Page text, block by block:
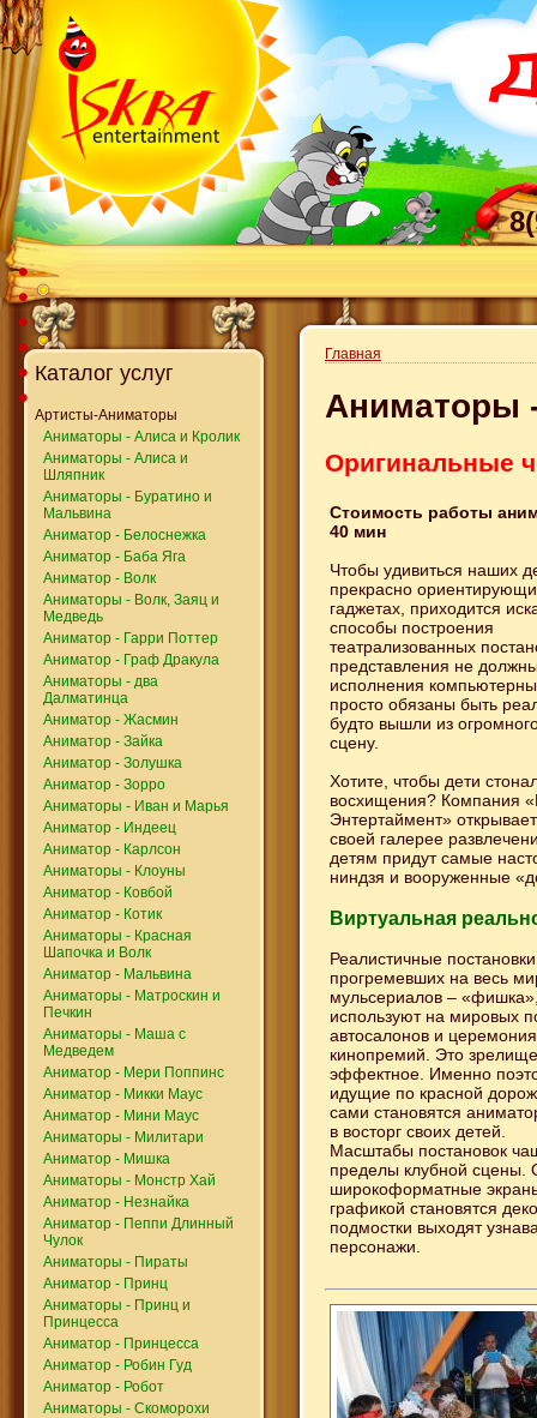
Каталог услуг
Артисты-Аниматоры
Аниматоры - Алиса и Кролик
Аниматоры - Алиса и
Шляпник
Аниматоры - Буратино и
Мальвина
Аниматор - Белоснежка
Аниматор - Баба Яга
Аниматор - Волк
Аниматоры - Волк, Заяц и
Медведь
Аниматор - Гарри Поттер
Аниматор - Граф Дракула
Аниматоры - два
Далматинца
Аниматор - Жасмин
Аниматор - Зайка
Аниматор - Золушка
Аниматор - Зорро
Аниматоры - Иван и Марья
Аниматор - Индеец
Аниматор - Карлсон
Аниматоры - Клоуны
Аниматор - Ковбой
Аниматор - Котик
Аниматоры - Красная
Шапочка и Волк
Аниматор - Мальвина
Аниматоры - Матроскин и
Печкин
Аниматоры - Маша с
Медведем
Аниматор - Мери Поппинс
Аниматор - Микки Маус
Аниматор - Мини Маус
Аниматоры - Милитари
Аниматор - Мишка
Аниматоры - Монстр Хай
Аниматор - Незнайка
Аниматор - Пеппи Длинный
Чулок
Аниматоры - Пираты
Аниматор - Принц
Аниматоры - Принц и
Принцесса
Аниматор - Принцесса
Аниматор - Робин Гуд
Аниматор - Робот
Аниматоры - Скоморохи
Главная
Аниматоры
Оригинальные
Стоимость работы
40 мин
Чтобы удивиться наших
прекрасно
гаджетах, приходится
способы построения
театрализованных
представления не
исполнения
просто обязаны быть
будто вышли из
сцену.
Хотите, чтобы дети
восхищения? Компания
Энтертаймент»
своей галерее
детям придут самые
ниндзя и вооруженные
Виртуальная
Реалистичные
прогремевших на весь
мульсериалов –
используют на мировых
автосалонов и
кинопремий. Это
эффектное. Именно
идущие по красной
сами становятся
в восторг своих детей.
Масштабы постановок
пределы клубной сцены.
широкоформатные
графикой становятся
подмостки выходят
персонажи.